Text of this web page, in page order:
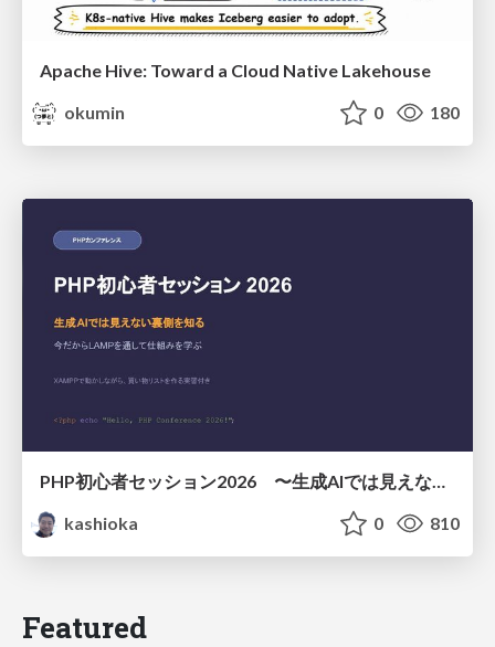
Apache Hive: Toward a Cloud Native Lakehouse
okumin
0 180
PHP初心者セッション2026 〜生成AIでは見えない裏側を知る：今だからLAMPを通して仕組みを学ぶ〜
kashioka
0 810
Featured